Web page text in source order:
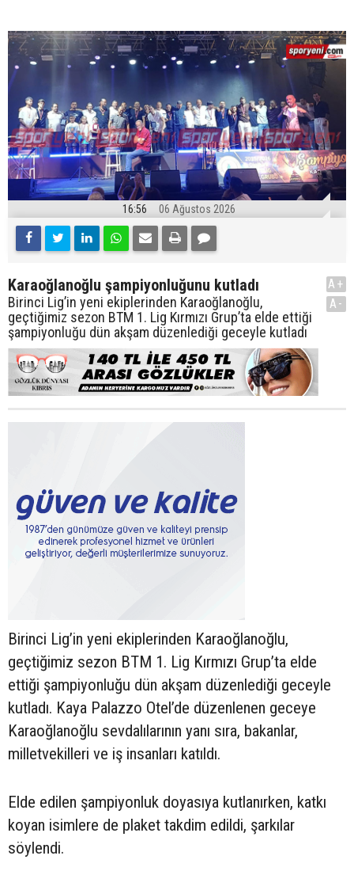
16:56 06 Ağustos 2026
Karaoğlanoğlu şampiyonluğunu kutladı
Birinci Lig’in yeni ekiplerinden Karaoğlanoğlu,
geçtiğimiz sezon BTM 1. Lig Kırmızı Grup’ta elde ettiği
şampiyonluğu dün akşam düzenlediği geceyle kutladı
A+
A-
Birinci Lig’in yeni ekiplerinden Karaoğlanoğlu,
geçtiğimiz sezon BTM 1. Lig Kırmızı Grup’ta elde
ettiği şampiyonluğu dün akşam düzenlediği geceyle
kutladı. Kaya Palazzo Otel’de düzenlenen geceye
Karaoğlanoğlu sevdalılarının yanı sıra, bakanlar,
milletvekilleri ve iş insanları katıldı.
Elde edilen şampiyonluk doyasıya kutlanırken, katkı
koyan isimlere de plaket takdim edildi, şarkılar
söylendi.